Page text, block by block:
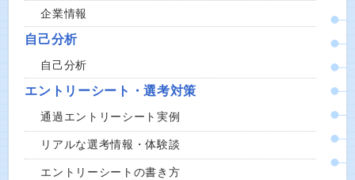
企業情報
自己分析
自己分析
エントリーシート・選考対策
通過エントリーシート実例
リアルな選考情報・体験談
エントリーシートの書き方